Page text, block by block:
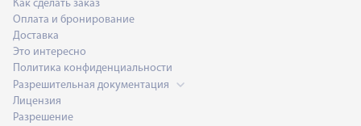
Как сделать заказ
Оплата и бронирование
Доставка
Это интересно
Политика конфиденциальности
Разрешительная документация
Лицензия
Разрешение